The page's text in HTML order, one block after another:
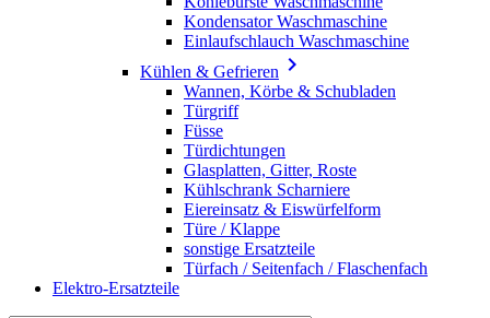
Kondensator Waschmaschine
Einlaufschlauch Waschmaschine
Kühlen & Gefrieren 
Wannen, Körbe & Schubladen
Türgriff
Füsse
Türdichtungen
Glasplatten, Gitter, Roste
Kühlschrank Scharniere
Eiereinsatz & Eiswürfelform
Türe / Klappe
sonstige Ersatzteile
Türfach / Seitenfach / Flaschenfach
Elektro-Ersatzteile